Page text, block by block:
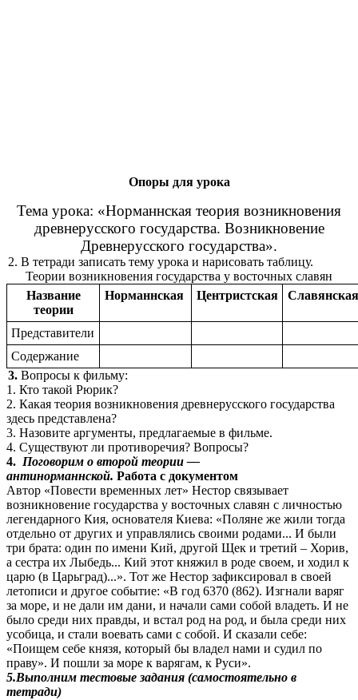
Опоры для урока
Тема урока: «Норманнская теория возникновения
древнерусского государства. Возникновение
Древнерусского государства».
2. В тетради записать тему урока и нарисовать таблицу.
Теории возникновения государства у восточных славян
Название
теории
Норманнская Центристская Славянская
Представители
Содержание
3. Вопросы к фильму:
1. Кто такой Рюрик?
2. Какая теория возникновения древнерусского государства
здесь представлена?
3. Назовите аргументы, предлагаемые в фильме.
4. Существуют ли противоречия? Вопросы?
4. Поговорим о второй теории —
антинорманнской. Работа с документом
Автор «Повести временных лет» Нестор связывает
возникновение государства у восточных славян с личностью
легендарного Кия, основателя Киева: «Поляне же жили тогда
отдельно от других и управлялись своими родами... И были
три брата: один по имени Кий, другой Щек и третий – Хорив,
а сестра их Лыбедь... Кий этот княжил в роде своем, и ходил к
царю (в Царьград)...». Тот же Нестор зафиксировал в своей
летописи и другое событие: «В год 6370 (862). Изгнали варяг
за море, и не дали им дани, и начали сами собой владеть. И не
было среди них правды, и встал род на род, и была среди них
усобица, и стали воевать сами с собой. И сказали себе:
«Поищем себе князя, который бы владел нами и судил по
праву». И пошли за море к варягам, к Руси».
5.Выполним тестовые задания (самостоятельно в
тетради)